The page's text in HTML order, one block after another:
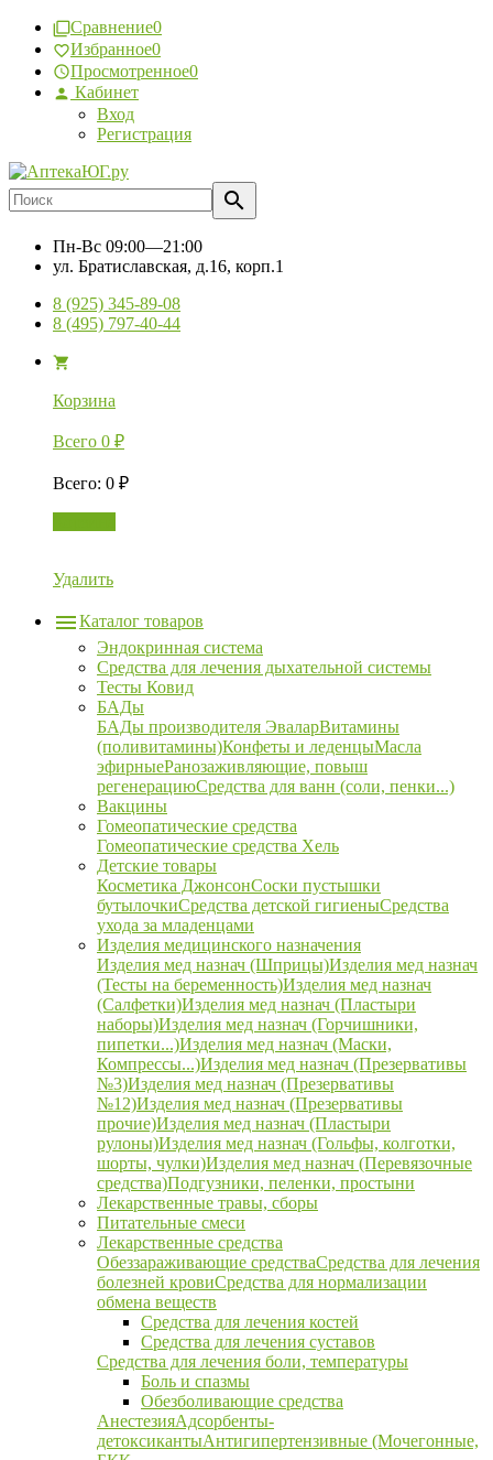
Сравнение0
Избранное0
Просмотренное0
Кабинет
Вход
Регистрация
Пн-Вс 09:00—21:00
ул. Братиславская, д.16, корп.1
8 (925) 345-89-08
8 (495) 797-40-44
Корзина
Всего 0 ₽
Всего: 0 ₽
Удалить
Каталог товаров
Эндокринная система
Средства для лечения дыхательной системы
Тесты Ковид
БАДы
БАДы производителя ЭваларВитамины
(поливитамины)Конфеты и леденцыМасла
эфирныеРанозаживляющие, повыш
регенерациюСредства для ванн (соли, пенки...)
Вакцины
Гомеопатические средства
Гомеопатические средства Хель
Детские товары
Косметика ДжонсонСоски пустышки
бутылочкиСредства детской гигиеныСредства
ухода за младенцами
Изделия медицинского назначения
Изделия мед назнач (Шприцы)Изделия мед назнач
(Тесты на беременность)Изделия мед назнач
(Салфетки)Изделия мед назнач (Пластыри
наборы)Изделия мед назнач (Горчишники,
пипетки...)Изделия мед назнач (Маски,
Компрессы...)Изделия мед назнач (Презервативы
№3)Изделия мед назнач (Презервативы
№12)Изделия мед назнач (Презервативы
прочие)Изделия мед назнач (Пластыри
рулоны)Изделия мед назнач (Гольфы, колготки,
шорты, чулки)Изделия мед назнач (Перевязочные
средства)Подгузники, пеленки, простыни
Лекарственные травы, сборы
Питательные смеси
Лекарственные средства
Обеззараживающие средстваСредства для лечения
болезней кровиСредства для нормализации
обмена веществ
Средства для лечения костей
Средства для лечения суставов
Средства для лечения боли, температуры
Боль и спазмы
Обезболивающие средства
АнестезияАдсорбенты-
детоксикантыАнтигипертензивные (Мочегонные,